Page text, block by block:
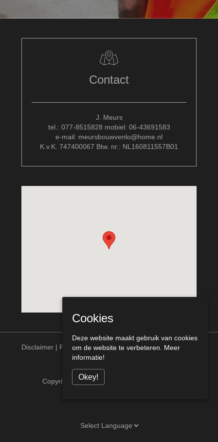
Contact
J. Meurs
tel.: 077-8515828 mobiel: 06-43691583
e-mail: meursbouwvenlo@home.nl
K.v.K. 747400067 Btw. nr.: NL160811557B01
Disclaimer | Privacy statement
Copyright © Meurs Bouw Venlo alle rechten
Cookies
Deze website maakt gebruik van cookies
om de website te verbeteren. Meer
informatie!
Okey!